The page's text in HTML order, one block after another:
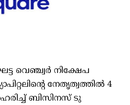
വെഞ്ച്വർ നിക്ഷേപ
നേതൃത്വത്തിൽ 4
ബിസിനസ് ടു